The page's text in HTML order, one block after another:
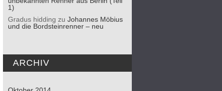
1)
Gradus hidding zu Johannes Möbius
und die Bordsteinrenner – neu
ARCHIV